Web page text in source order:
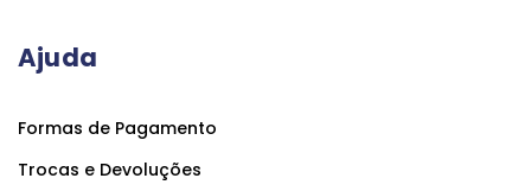
Ajuda
Formas de Pagamento
Trocas e Devoluções